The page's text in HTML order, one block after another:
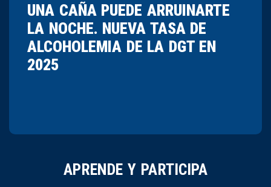
UNA CAÑA PUEDE ARRUINARTE
LA NOCHE. NUEVA TASA DE
ALCOHOLEMIA DE LA DGT EN
2025
APRENDE Y PARTICIPA